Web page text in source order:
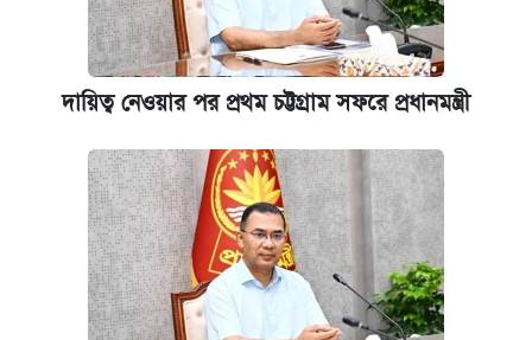
দায়িত্ব নেওয়ার পর প্রথম চট্টগ্রাম সফরে প্রধানমন্ত্রী